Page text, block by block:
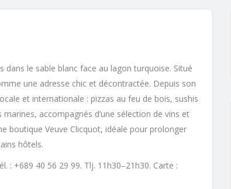
le sable blanc face au lagon turquoise. Situé
une adresse chic et décontractée. Depuis son
et internationale : pizzas au feu de bois, sushis
accompagnés d’une sélection de vins et
boutique Veuve Clicquot, idéale pour prolonger
hôtels.
: +689 40 56 29 99. Tlj. 11h30–21h30. Carte :